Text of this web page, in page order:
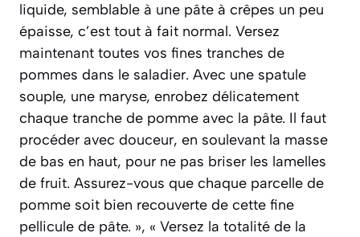
liquide, semblable à une pâte à crêpes un peu
épaisse, c’est tout à fait normal. Versez
maintenant toutes vos fines tranches de
pommes dans le saladier. Avec une spatule
souple, une maryse, enrobez délicatement
chaque tranche de pomme avec la pâte. Il faut
procéder avec douceur, en soulevant la masse
de bas en haut, pour ne pas briser les lamelles
de fruit. Assurez-vous que chaque parcelle de
pomme soit bien recouverte de cette fine
pellicule de pâte. », « Versez la totalité de la